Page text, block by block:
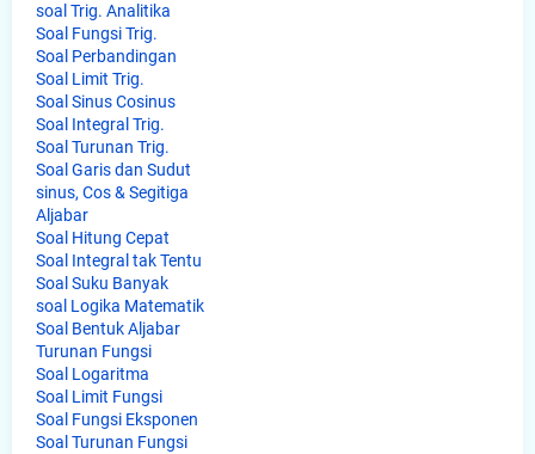
soal Trig. Analitika
Soal Fungsi Trig.
Soal Perbandingan
Soal Limit Trig.
Soal Sinus Cosinus
Soal Integral Trig.
Soal Turunan Trig.
Soal Garis dan Sudut
sinus, Cos & Segitiga
Aljabar
Soal Hitung Cepat
Soal Integral tak Tentu
Soal Suku Banyak
soal Logika Matematik
Soal Bentuk Aljabar
Turunan Fungsi
Soal Logaritma
Soal Limit Fungsi
Soal Fungsi Eksponen
Soal Turunan Fungsi